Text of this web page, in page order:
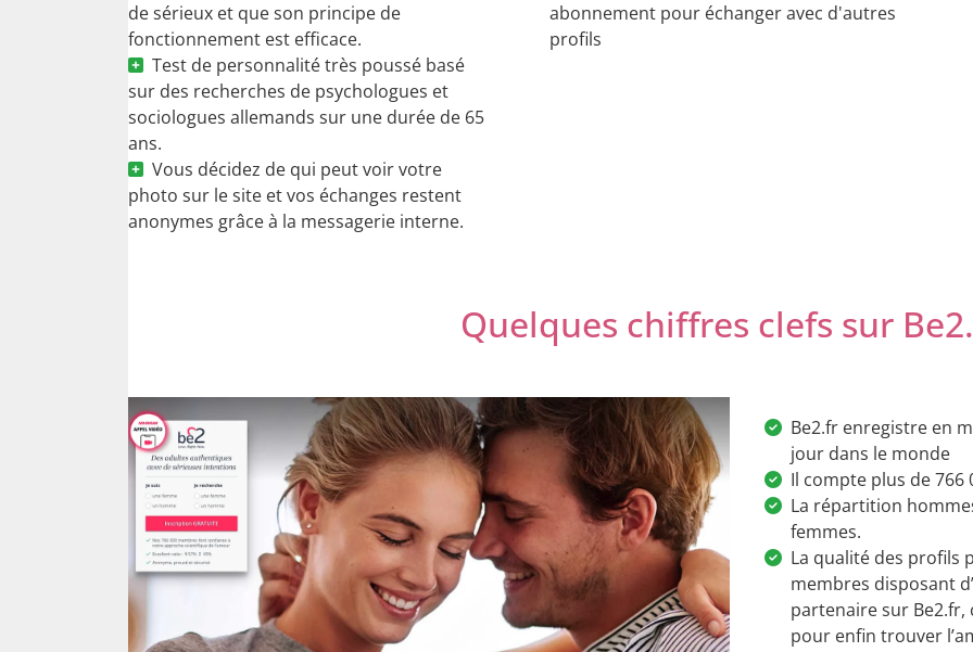
de sérieux et que son principe de
fonctionnement est efficace.
Test de personnalité très poussé basé
sur des recherches de psychologues et
sociologues allemands sur une durée de 65
ans.
Vous décidez de qui peut voir votre
photo sur le site et vos échanges restent
anonymes grâce à la messagerie interne.
abonnement pour échanger avec d'autres
profils
Quelques chiffres clefs sur
Be2.fr enregistre en
jour dans le monde
Il compte plus de
La répartition
femmes.
La qualité des profils
membres disposant
partenaire sur
pour enfin trouver